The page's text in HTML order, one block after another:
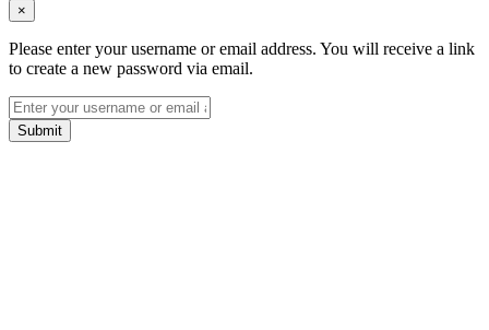
×
Please enter your username or email address. You will receive a link
to create a new password via email.
Submit